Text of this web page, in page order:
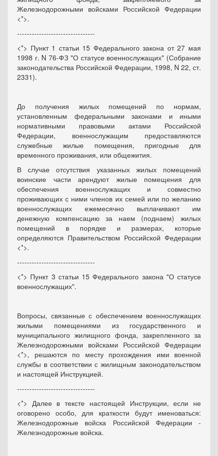
Железнодорожными войсками Российской Федерации
<*>.
--------------------------------
<*> Пункт 1 статьи 15 Федерального закона от 27 мая
1998 г. N 76-ФЗ "О статусе военнослужащих" (Собрание
законодательства Российской Федерации, 1998, N 22, ст.
2331).
До получения жилых помещений по нормам,
установленным федеральными законами и иными
нормативными правовыми актами Российской
Федерации, военнослужащим предоставляются
служебные жилые помещения, пригодные для
временного проживания, или общежития.
В случае отсутствия указанных жилых помещений
воинские части арендуют жилые помещения для
обеспечения военнослужащих и совместно
проживающих с ними членов их семей или по желанию
военнослужащих ежемесячно выплачивают им
денежную компенсацию за наем (поднаем) жилых
помещений в порядке и размерах, которые
определяются Правительством Российской Федерации
<*>.
--------------------------------
<*> Пункт 3 статьи 15 Федерального закона "О статусе
военнослужащих".
Вопросы, связанные с обеспечением военнослужащих
жилыми помещениями из государственного и
муниципального жилищного фонда, закрепленного за
Железнодорожными войсками Российской Федерации
<*>, решаются по месту прохождения ими военной
службы в соответствии с жилищным законодательством
и настоящей Инструкцией.
--------------------------------
<*> Далее в тексте настоящей Инструкции, если не
оговорено особо, для краткости будут именоваться:
Железнодорожные войска Российской Федерации -
Железнодорожные войска.